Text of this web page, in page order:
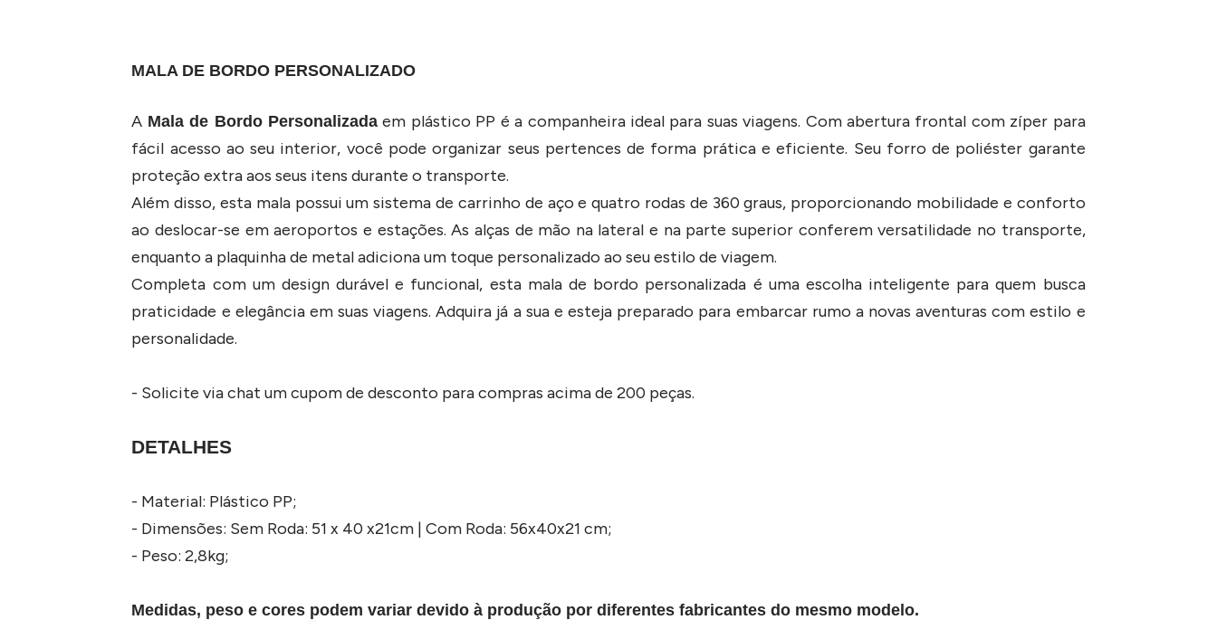
MALA DE BORDO PERSONALIZADO
A Mala de Bordo Personalizada em plástico PP é a companheira ideal para suas viagens. Com abertura frontal com zíper para
fácil acesso ao seu interior, você pode organizar seus pertences de forma prática e eficiente. Seu forro de poliéster garante
proteção extra aos seus itens durante o transporte.
Além disso, esta mala possui um sistema de carrinho de aço e quatro rodas de 360 graus, proporcionando mobilidade e conforto
ao deslocar-se em aeroportos e estações. As alças de mão na lateral e na parte superior conferem versatilidade no transporte,
enquanto a plaquinha de metal adiciona um toque personalizado ao seu estilo de viagem.
Completa com um design durável e funcional, esta mala de bordo personalizada é uma escolha inteligente para quem busca
praticidade e elegância em suas viagens. Adquira já a sua e esteja preparado para embarcar rumo a novas aventuras com estilo e
personalidade.
- Solicite via chat um cupom de desconto para compras acima de 200 peças.
DETALHES
- Material: Plástico PP;
- Dimensões: Sem Roda: 51 x 40 x21cm | Com Roda: 56x40x21 cm;
- Peso: 2,8kg;
Medidas, peso e cores podem variar devido à produção por diferentes fabricantes do mesmo modelo.